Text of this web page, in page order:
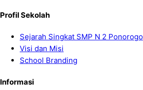
Profil Sekolah
Sejarah Singkat SMP N 2 Ponorogo
Visi dan Misi
School Branding
Informasi